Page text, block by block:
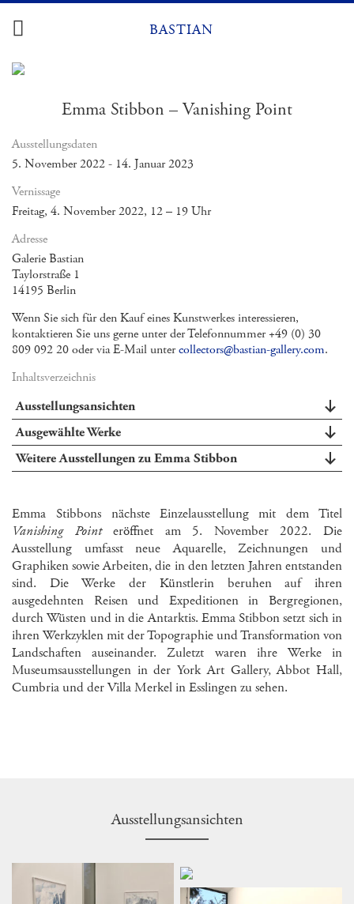
Zum
Inhalt
BASTIAN
Emma Stibbon – Vanishing Point
Ausstellungsdaten
5. November 2022 - 14. Januar 2023
Vernissage
Freitag, 4. November 2022, 12 – 19 Uhr
Adresse
Galerie Bastian
Taylorstraße 1
14195 Berlin
Wenn Sie sich für den Kauf eines Kunstwerkes interessieren,
kontaktieren Sie uns gerne unter der Telefonnummer +49 (0) 30
809 092 20 oder via E-Mail untercollectors@bastian-gallery.com.
Inhaltsverzeichnis
Ausstellungsansichten
Ausgewählte Werke
Weitere Ausstellungen zu Emma Stibbon
Emma Stibbons nächste Einzelausstellung mit dem Titel
Vanishing Pointeröffnet am 5. November 2022. Die
Ausstellung umfasst neue Aquarelle, Zeichnungen und
Graphiken sowie Arbeiten, die in den letzten Jahren entstanden
sind. Die Werke der Künstlerin beruhen auf ihren
ausgedehnten Reisen und Expeditionen in Bergregionen,
durch Wüsten und in die Antarktis. Emma Stibbon setzt sich in
ihren Werkzyklen mit der Topographie und Transformation von
Landschaften auseinander. Zuletzt waren ihre Werke in
Museumsausstellungen in der York Art Gallery, Abbot Hall,
Cumbria und der Villa Merkel in Esslingen zu sehen.
Ausstellungsansichten